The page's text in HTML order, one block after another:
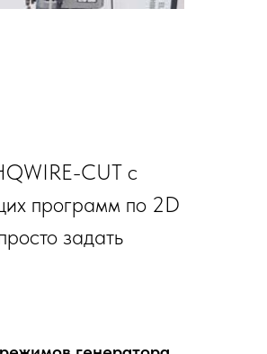
CUT с
программ по 2D
задать